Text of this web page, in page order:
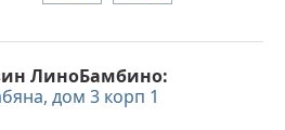
ЛиноБамбино:
дом 3 корп 1